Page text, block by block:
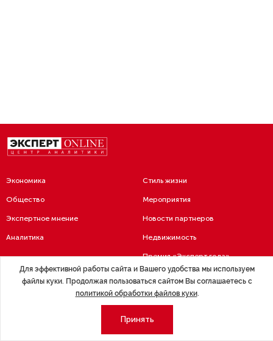
Экономика
Общество
Экспертное мнение
Аналитика
Стиль жизни
Мероприятия
Новости партнеров
Недвижимость
Премия «Эксперт года»
Эксперт 2 столицы Аналитический центр
Архив
Для эффективной работы сайта и Вашего удобства мы используем
файлы куки. Продолжая пользоваться сайтом Вы соглашаетесь с
политикой обработки файлов куки.
Принять